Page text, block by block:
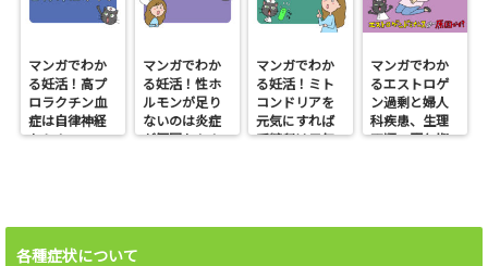
マンガでわか
る妊活！高プ
ロラクチン血
症は自律神経
から！
マンガでわか
る妊活！性ホ
ルモンが足り
ないのは炎症
が原因かも！
マンガでわか
る妊活！ミト
コンドリアを
元気にすれば
受精卵は元気
マンガでわか
るエストロゲ
ン過剰と婦人
科疾患、生理
不順、更年期
各種症状について